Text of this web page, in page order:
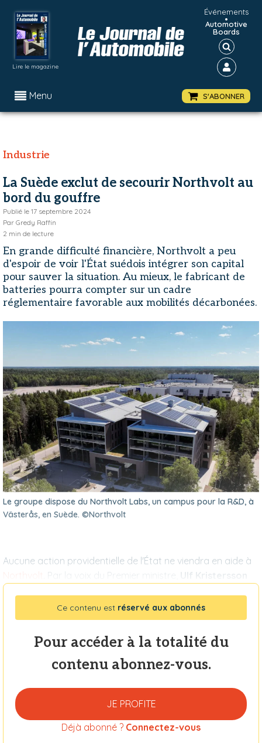
Lire le magazine
Événements
•
Automotive
Boards
Menu S'ABONNER
Industrie
La Suède exclut de secourir Northvolt au
bord du gouffre
Publié le 17 septembre 2024
Par Gredy Raffin
2 min de lecture
En grande difficulté financière, Northvolt a peu
d'espoir de voir l'État suédois intégrer son capital
pour sauver la situation. Au mieux, le fabricant de
batteries pourra compter sur un cadre
réglementaire favorable aux mobilités décarbonées.
Le groupe dispose du Northvolt Labs, un campus pour la R&D, à
Västerås, en Suède. ©Northvolt
Aucune action providentielle de l'État ne viendra en aide à
. Par la voix du Premier ministre, Ulf Kristersson
Ce contenu est réservé aux abonnés
Pour accéder à la totalité du
contenu abonnez-vous.
JE PROFITE
Déjà abonné ? Connectez-vous